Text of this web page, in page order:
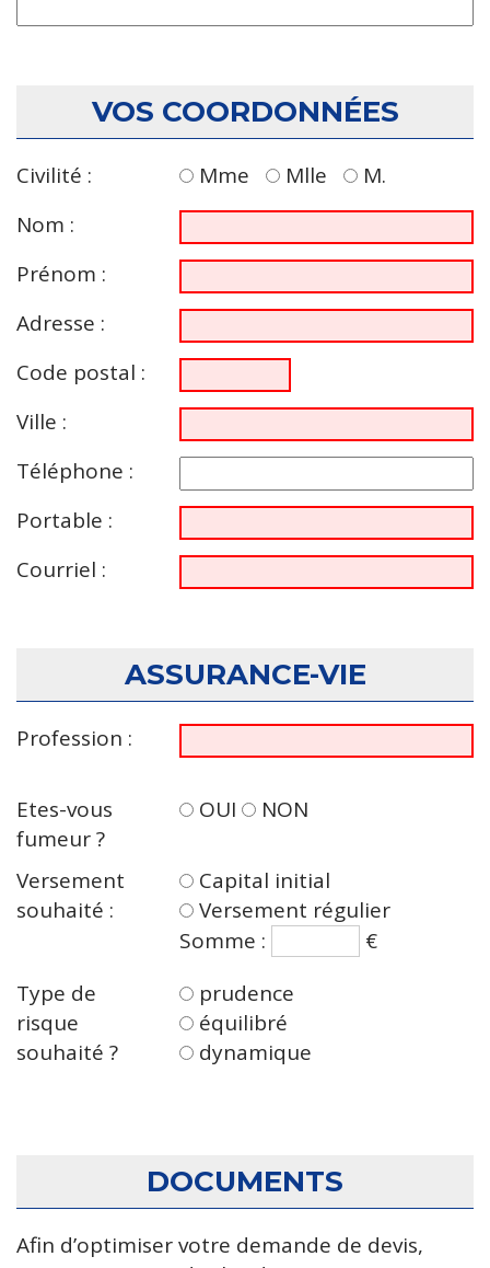
VOS COORDONNÉES
Civilité : Mme Mlle
M.
Nom :
Prénom :
Adresse :
Code postal :
Ville :
Téléphone :
Portable :
Courriel :
ASSURANCE-VIE
Profession :
Etes-vous
fumeur ?
OUI NON
Versement
souhaité :
Capital initial
Versement régulier
Somme :
€
Type de
risque
souhaité ?
prudence
équilibré
dynamique
DOCUMENTS
Afin d’optimiser votre demande de devis,